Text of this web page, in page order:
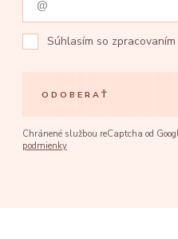
Súhlasím so
ODOBERAŤ
Chránené službou reCaptcha od
podmienky